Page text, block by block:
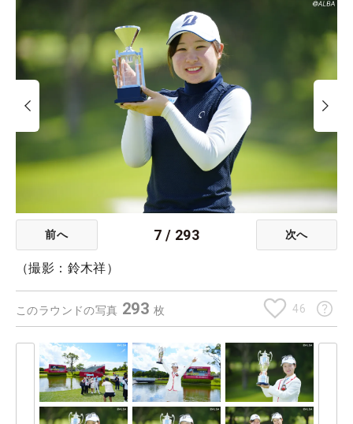
前へ 7 / 293 次へ
（撮影：鈴木祥）
このラウンドの写真 293 枚 46